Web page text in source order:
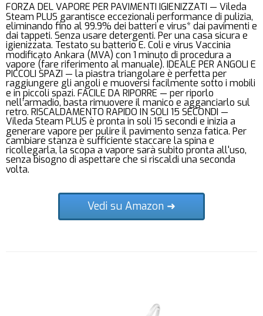
FORZA DEL VAPORE PER PAVIMENTI IGIENIZZATI — Vileda
Steam PLUS garantisce eccezionali performance di pulizia,
eliminando fino al 99.9% dei batteri e virus* dai pavimenti e
dai tappeti. Senza usare detergenti. Per una casa sicura e
igienizzata. Testato su batterio E. Coli e virus Vaccinia
modificato Ankara (MVA) con 1 minuto di procedura a
vapore (fare riferimento al manuale). IDEALE PER ANGOLI E
PICCOLI SPAZI — la piastra triangolare è perfetta per
raggiungere gli angoli e muoversi facilmente sotto i mobili
e in piccoli spazi. FACILE DA RIPORRE — per riporlo
nell’armadio, basta rimuovere il manico e agganciarlo sul
retro. RISCALDAMENTO RAPIDO IN SOLI 15 SECONDI —
Vileda Steam PLUS è pronta in soli 15 secondi e inizia a
generare vapore per pulire il pavimento senza fatica. Per
cambiare stanza è sufficiente staccare la spina e
ricollegarla, la scopa a vapore sarà subito pronta all'uso,
senza bisogno di aspettare che si riscaldi una seconda
volta.
Vedi su Amazon ➜